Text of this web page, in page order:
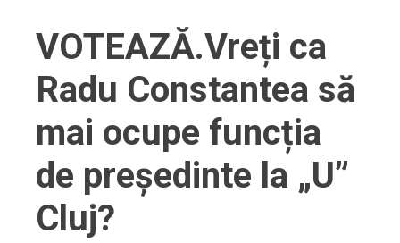
VOTEAZĂ.Vreți ca
Radu Constantea să
mai ocupe funcția
de președinte la „U”
Cluj?